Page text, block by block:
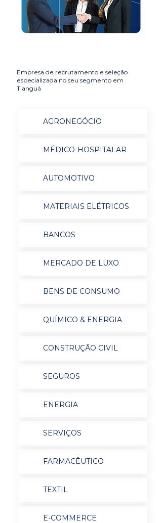
Empresa de recrutamento e seleção
especializada no seu segmento em
Tianguá
AGRONEGÓCIO
MÉDICO-HOSPITALAR
AUTOMOTIVO
MATERIAIS ELÉTRICOS
BANCOS
MERCADO DE LUXO
BENS DE CONSUMO
QUÍMICO & ENERGIA
CONSTRUÇÃO CIVIL
SEGUROS
ENERGIA
SERVIÇOS
FARMACÊUTICO
TEXTIL
E-COMMERCE